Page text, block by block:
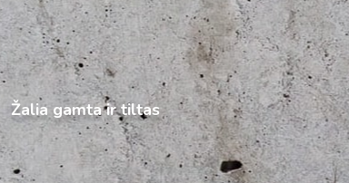
Žalia gamta ir tiltas